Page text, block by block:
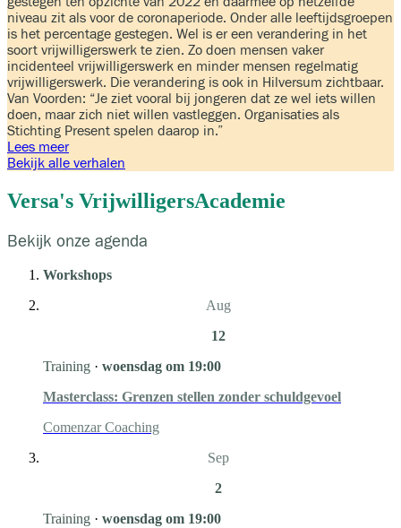
niveau zit als voor de coronaperiode. Onder alle leeftijdsgroepen
is het percentage gestegen. Wel is er een verandering in het
soort vrijwilligerswerk te zien. Zo doen mensen vaker
incidenteel vrijwilligerswerk en minder mensen regelmatig
vrijwilligerswerk. Die verandering is ook in Hilversum zichtbaar.
Van Voorden: “Je ziet vooral bij jongeren dat ze wel iets willen
doen, maar zich niet willen vastleggen. Organisaties als
Stichting Present spelen daarop in.”
Lees meer
Bekijk alle verhalen
Versa's VrijwilligersAcademie
Bekijk onze agenda
Workshops
Aug
12
Training · woensdag om 19:00
Masterclass: Grenzen stellen zonder schuldgevoel
Comenzar Coaching
Sep
2
Training · woensdag om 19:00